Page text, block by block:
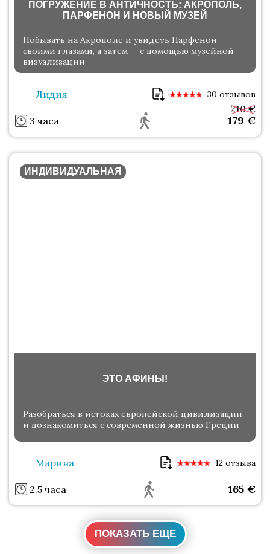
ПОГРУЖЕНИЕ В АНТИЧНОСТЬ: АКРОПОЛЬ,
ПАРФЕНОН И НОВЫЙ МУЗЕЙ
Побывать на Акрополе и увидеть Парфенон
своими глазами, а затем — с помощью музейной
визуализации
Лидия 30 отзывов
3 часа 179 €
210 €
ИНДИВИДУАЛЬНАЯ
ЭТО АФИНЫ!
Разобраться в истоках европейской цивилизации
и познакомиться с современной жизнью Греции
Марина 12 отзыва
2.5 часа 165 €
ПОКАЗАТЬ ЕЩЕ